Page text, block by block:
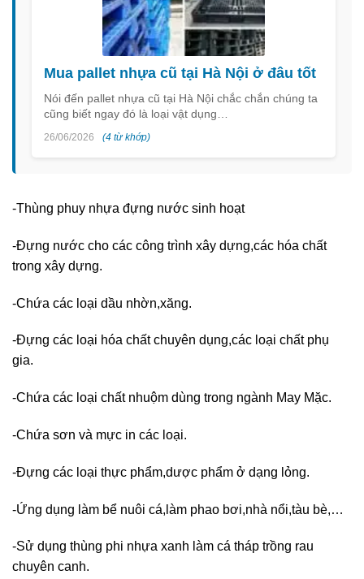
Mua pallet nhựa cũ tại Hà Nội ở đâu tốt
Nói đến pallet nhựa cũ tại Hà Nội chắc chắn chúng ta
cũng biết ngay đó là loại vật dụng…
26/06/2026 (4 từ khớp)
-Thùng phuy nhựa đựng nước sinh hoạt
-Đựng nước cho các công trình xây dựng,các hóa chất
trong xây dựng.
-Chứa các loại dầu nhờn,xăng.
-Đựng các loại hóa chất chuyên dụng,các loại chất phụ
gia.
-Chứa các loại chất nhuộm dùng trong ngành May Mặc.
-Chứa sơn và mực in các loại.
-Đựng các loại thực phẩm,dược phẩm ở dạng lỏng.
-Ứng dụng làm bể nuôi cá,làm phao bơi,nhà nổi,tàu bè,…
-Sử dụng thùng phi nhựa xanh làm cá tháp trồng rau
chuyên canh.